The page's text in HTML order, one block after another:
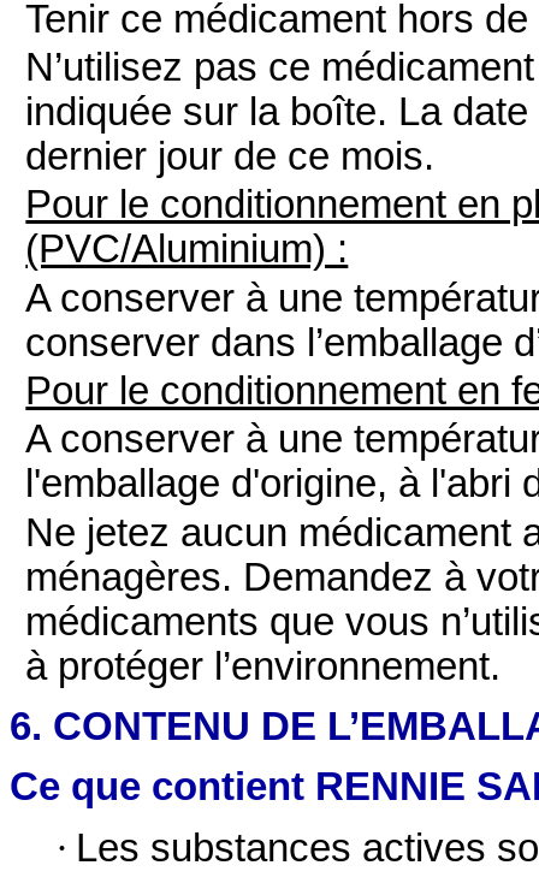
Tenir ce médicament hors
N’utilisez pas ce
indiquée sur la boîte. La
dernier jour de ce mois.
Pour le conditionnement en
(PVC/Aluminium) :
A conserver à une
conserver dans l’emballage
Pour le conditionnement en
A conserver à une
l'emballage d'origine, à l'abri
Ne jetez aucun médicament
ménagères. Demandez à
médicaments que vous
à protéger l’environnement.
6. CONTENU DE
Ce que contient RENNIE
· Les substances actives